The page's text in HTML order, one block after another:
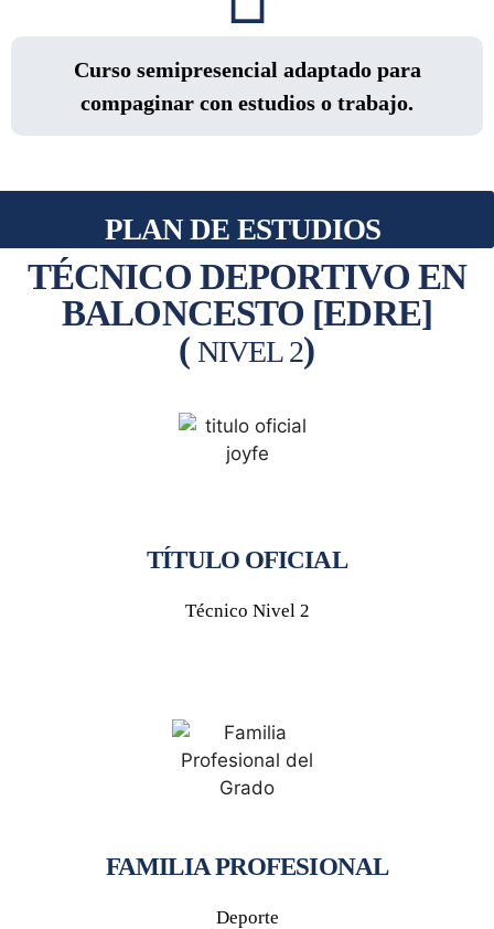
Curso semipresencial adaptado para
compaginar con estudios o trabajo.
PLAN DE ESTUDIOS
TÉCNICO DEPORTIVO EN
BALONCESTO [EDRE]
( NIVEL 2)
TÍTULO OFICIAL
Técnico Nivel 2
FAMILIA PROFESIONAL
Deporte